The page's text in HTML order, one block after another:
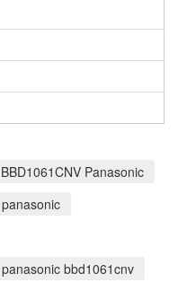
Panasonic
bbd1061cnv